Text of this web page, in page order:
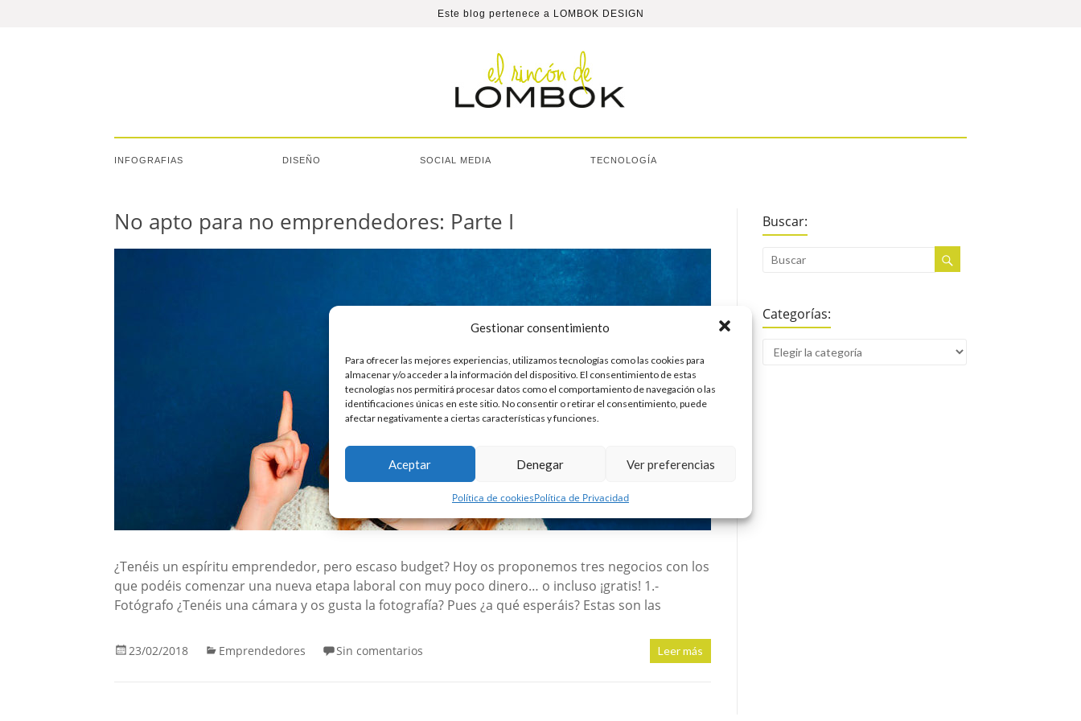
Gestionar consentimiento
Para ofrecer las mejores experiencias, utilizamos tecnologías como las cookies para
almacenar y/o acceder a la información del dispositivo. El consentimiento de estas
tecnologías nos permitirá procesar datos como el comportamiento de navegación o las
identificaciones únicas en este sitio. No consentir o retirar el consentimiento, puede
afectar negativamente a ciertas características y funciones.
Aceptar Denegar Ver preferencias
Política de cookiesPolítica de Privacidad
Este blog pertenece a LOMBOK DESIGN
INFOGRAFIAS DISEÑO SOCIAL MEDIA TECNOLOGÍA
No apto para no emprendedores: Parte I
¿Tenéis un espíritu emprendedor, pero escaso budget? Hoy os proponemos tres negocios con los
que podéis comenzar una nueva etapa laboral con muy poco dinero… o incluso ¡gratis! 1.-
Fotógrafo ¿Tenéis una cámara y os gusta la fotografía? Pues ¿a qué esperáis? Estas son las
23/02/2018 Emprendedores Sin comentarios Leer más
Buscar:
Categorías: